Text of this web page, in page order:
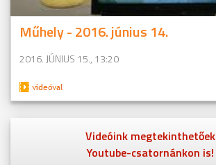
Műhely - 2016. június 14.
2016. JÚNIUS 15., 13:20
Videóink megtekinthetőek
Youtube-csatornánkon is!